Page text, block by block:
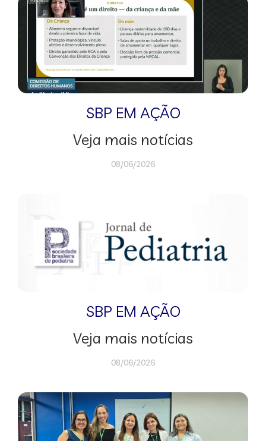
SBP EM AÇÃO
Veja mais notícias
08/06/2026
SBP EM AÇÃO
Veja mais notícias
08/06/2026